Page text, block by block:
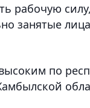
рабочую
занятые
по